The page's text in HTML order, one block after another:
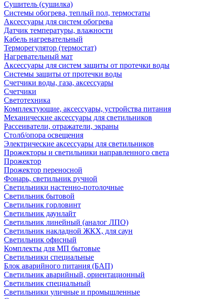
Сушитель (сушилка)
Системы обогрева, теплый пол, термостаты
Аксессуары для систем обогрева
Датчик температуры, влажности
Кабель нагревательный
Терморегулятор (термостат)
Нагревательный мат
Аксессуары для систем защиты от протечки воды
Системы защиты от протечки воды
Счетчики воды, газа, аксессуары
Счетчики
Светотехника
Комплектующие, аксессуары, устройства питания
Механические аксессуары для светильников
Рассеиватели, отражатели, экраны
Столб/опора освещения
Электрические аксессуары для светильников
Прожекторы и светильники направленного света
Прожектор
Прожектор переносной
Фонарь, светильник ручной
Светильники настенно-потолочные
Светильник бытовой
Светильник горловинт
Светильник даунлайт
Светильник линейный (аналог ЛПО)
Светильник накладной ЖКХ, для саун
Светильник офисный
Комплекты для МП бытовые
Светильники специальные
Блок аварийного питания (БАП)
Светильник аварийный, ориентационный
Светильник специальный
Светильники уличные и промышленные